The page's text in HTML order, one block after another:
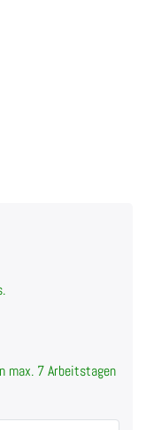
max. 7 Arbeitstagen